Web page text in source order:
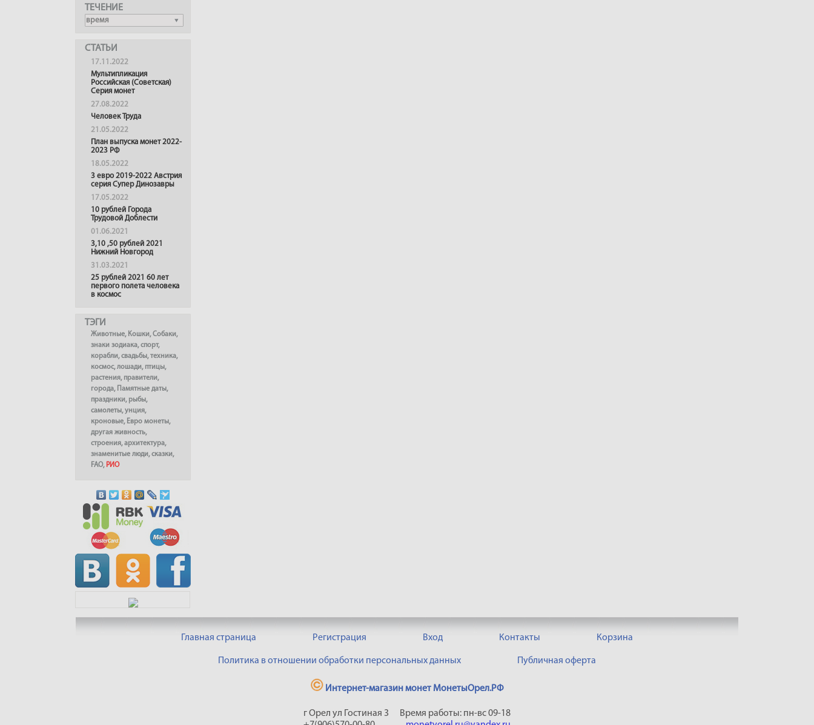
ТЕЧЕНИЕ
СТАТЬИ
17.11.2022
Мультипликация
Российская (Советская)
Серия монет
27.08.2022
Человек Труда
21.05.2022
План выпуска монет 2022-
2023 РФ
18.05.2022
3 евро 2019-2022 Австрия
серия Супер Динозавры
17.05.2022
10 рублей Города
Трудовой Доблести
01.06.2021
3,10 ,50 рублей 2021
Нижний Новгород
31.03.2021
25 рублей 2021 60 лет
первого полета человека
в космос
ТЭГИ
Животные, Кошки,Собаки,
знаки зодиака,спорт,
корабли,свадьбы,техника,
космос,лошади, птицы,
растения, правители,
города, Памятные даты,
праздники, рыбы,
самолеты,унция,
кроновые, Евро монеты,
другая живность,
строения,архитектура,
знаменитые люди,сказки,
FAO, РИО
Главная страница Регистрация Вход Контакты Корзина
Политика в отношении обработки персональных данных Публичная оферта
Интернет-магазин монет МонетыОрел.РФ
г Орел ул Гостиная 3
Время работы: пн-вс 09-18